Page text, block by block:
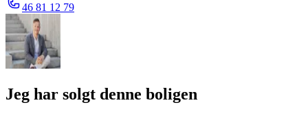
46 81 12 79
Jeg har solgt denne boligen